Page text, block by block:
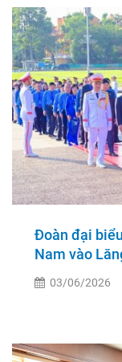
Đoàn đại
Nam vào
03/06/2026